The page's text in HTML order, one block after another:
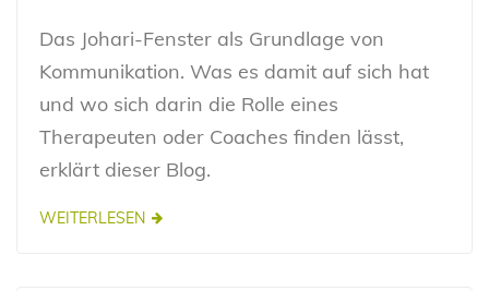
Das Johari-Fenster als Grundlage von
Kommunikation. Was es damit auf sich hat
und wo sich darin die Rolle eines
Therapeuten oder Coaches finden lässt,
erklärt dieser Blog.
WEITERLESEN